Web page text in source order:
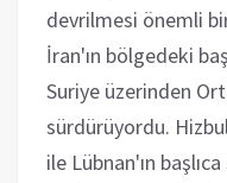
devrilmesi önemli
İran'ın bölgedeki
Suriye üzerinden
sürdürüyordu.
ile Lübnan'ın